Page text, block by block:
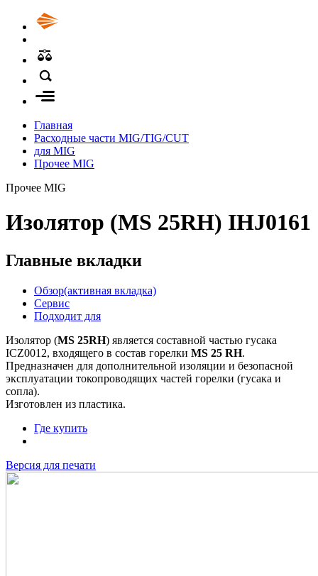
Главная
Расходные части MIG/TIG/CUT
для MIG
Прочее MIG
Прочее MIG
Изолятор (MS 25RH) IHJ0161
Главные вкладки
Обзор(активная вкладка)
Сервис
Подходит для
Изолятор (MS 25RH) является составной частью гусака
ICZ0012, входящего в состав горелки MS 25 RH.
Предназначен для дополнительной изоляции и безопасной
эксплуатации токопроводящих частей горелки (гусака и
сопла).
Изготовлен из пластика.
Где купить
Версия для печати